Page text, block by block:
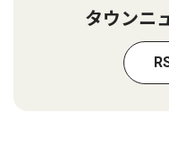
タウンニ